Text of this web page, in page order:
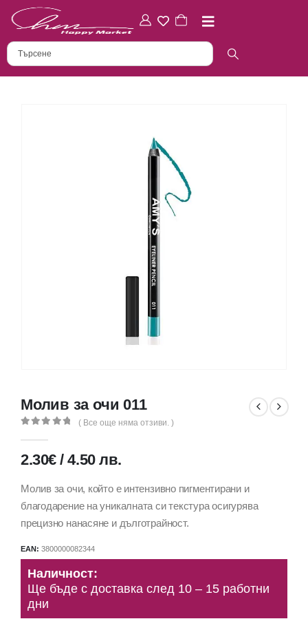
Молив за очи 011
( Все още няма отзиви. )
2.30€ /4.50лв.
Молив за очи, който е интензивно пигментирани и
благодарение на уникалната си текстура осигурява
прецизно нанасяне и дълготрайност.
EAN: 3800000082344
Наличност:
Ще бъде с доставка след 10 – 15 работни
дни